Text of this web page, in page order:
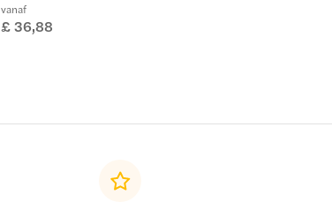
vanaf
£ 36,88